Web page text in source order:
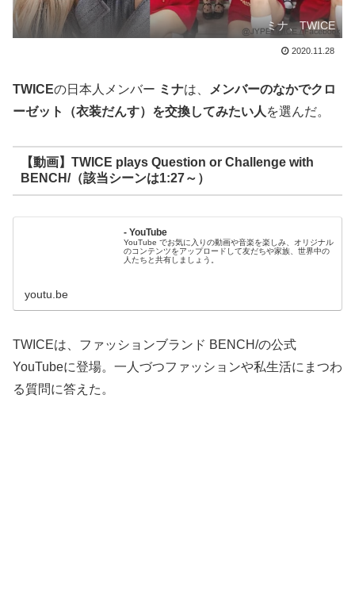
ミナ、TWICE
2020.11.28
TWICEの日本人メンバー ミナは、
メンバーのなかでクロ
ーゼット（衣装だんす）を交換してみたい人 を選んだ。
【動画】TWICE plays Question or Challenge with
BENCH/（該当シーンは1:27～）
- YouTube
YouTube でお気に入りの動画や音楽を楽しみ、オリジナル
のコンテンツをアップロードして友だちや家族、世界中の
人たちと共有しましょう。
youtu.be
TWICEは、ファッションブランド BENCH/の公式
YouTubeに登場。一人づつファッションや私生活にまつわ
る質問に答えた。